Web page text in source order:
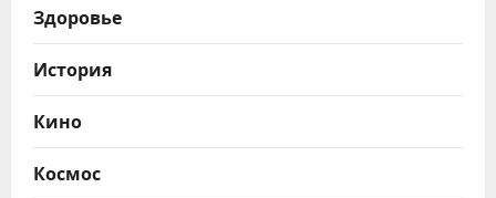
Здоровье
История
Кино
Космос